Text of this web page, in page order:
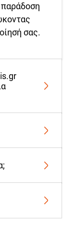
παράδοση
σας.